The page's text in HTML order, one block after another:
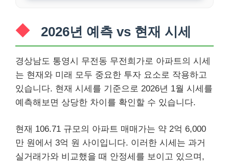
2026년 예측 vs 현재 시세
경상남도 통영시 무전동 무전희가로 아파트의 시세
는 현재와 미래 모두 중요한 투자 요소로 작용하고
있습니다. 현재 시세를 기준으로 2026년 1월 시세를
예측해보면 상당한 차이를 확인할 수 있습니다.
현재 106.71 규모의 아파트 매매가는 약 2억 6,000
만 원에서 3억 원 사이입니다. 이러한 시세는 과거
실거래가와 비교했을 때 안정세를 보이고 있으며,